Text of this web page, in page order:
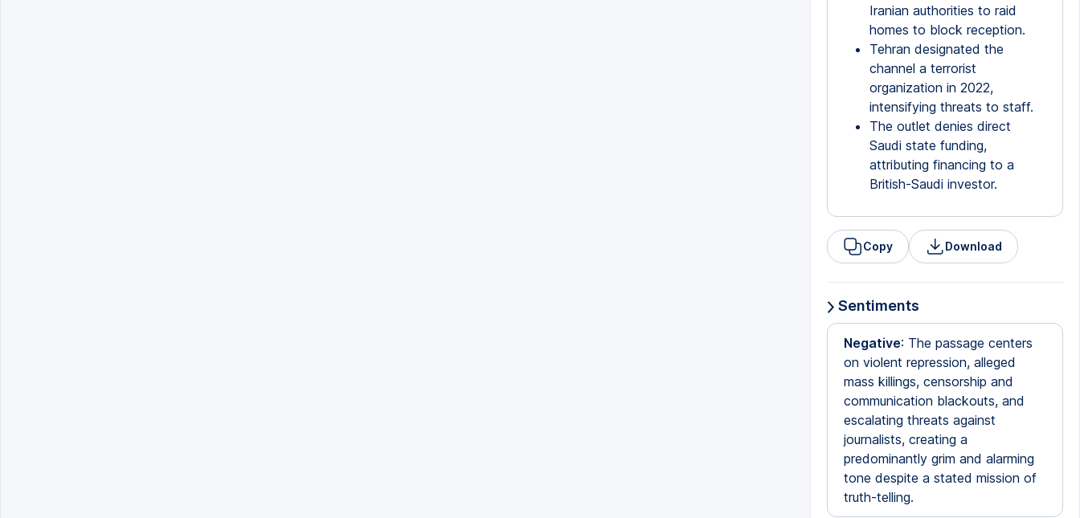
Iranian authorities to raid
homes to block reception.
Tehran designated the
channel a terrorist
organization in 2022,
intensifying threats to staff.
The outlet denies direct
Saudi state funding,
attributing financing to a
British-Saudi investor.
Copy Download
Sentiments
Negative: The passage centers
on violent repression, alleged
mass killings, censorship and
communication blackouts, and
escalating threats against
journalists, creating a
predominantly grim and alarming
tone despite a stated mission of
truth-telling.